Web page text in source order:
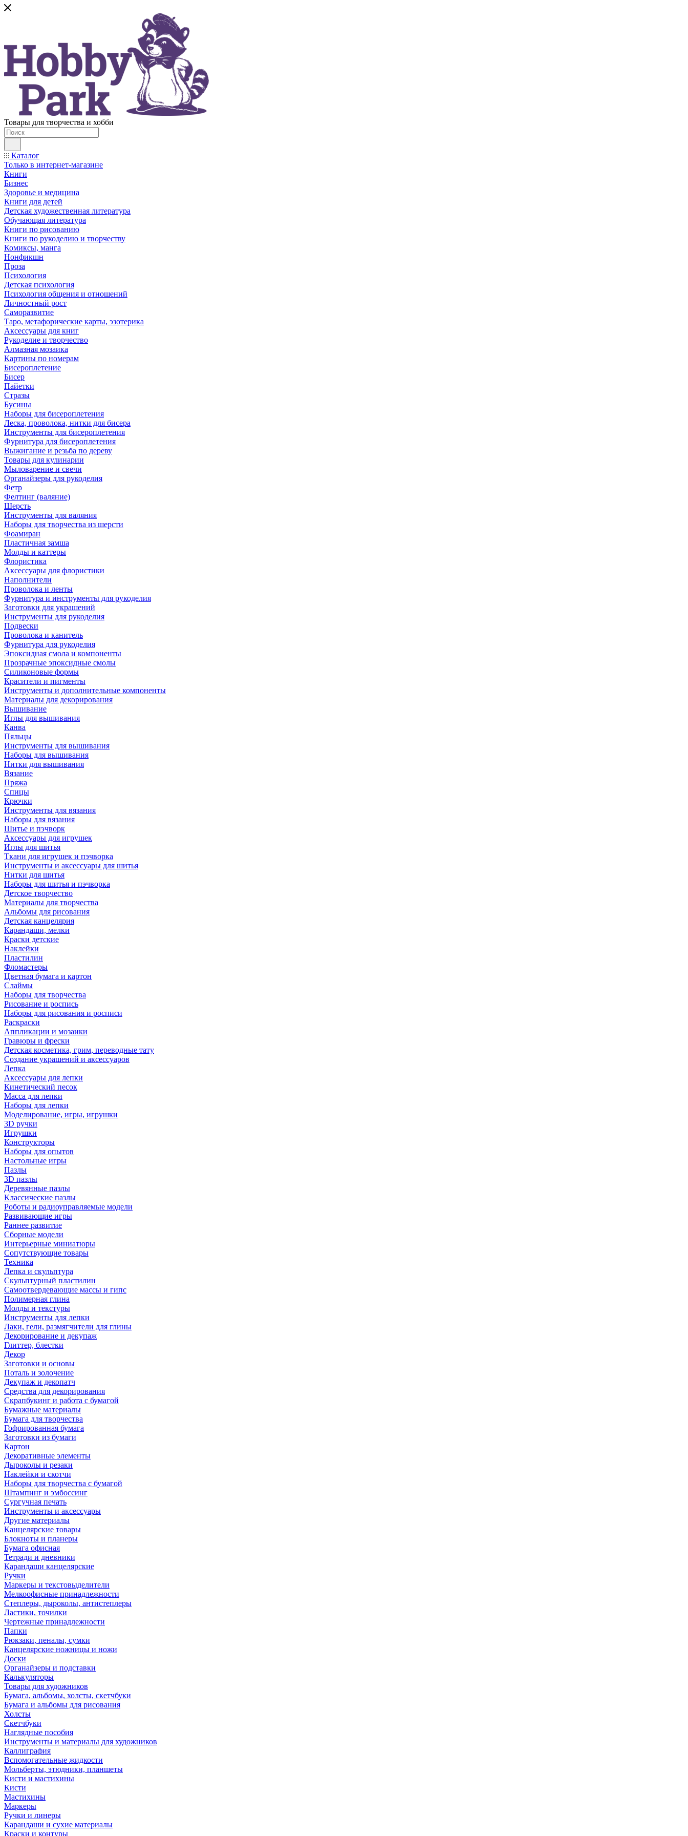
Товары для творчества и хобби
Каталог
Только в интернет-магазине
Книги
Бизнес
Здоровье и медицина
Книги для детей
Детская художественная литература
Обучающая литература
Книги по рисованию
Книги по рукоделию и творчеству
Комиксы, манга
Нонфикшн
Проза
Психология
Детская психология
Психология общения и отношений
Личностный рост
Саморазвитие
Таро, метафорические карты, эзотерика
Аксессуары для книг
Рукоделие и творчество
Алмазная мозаика
Картины по номерам
Бисероплетение
Бисер
Пайетки
Стразы
Бусины
Наборы для бисероплетения
Леска, проволока, нитки для бисера
Инструменты для бисероплетения
Фурнитура для бисероплетения
Выжигание и резьба по дереву
Товары для кулинарии
Мыловарение и свечи
Органайзеры для рукоделия
Фетр
Фелтинг (валяние)
Шерсть
Инструменты для валяния
Наборы для творчества из шерсти
Фоамиран
Пластичная замша
Молды и каттеры
Флористика
Аксессуары для флористики
Наполнители
Проволока и ленты
Фурнитура и инструменты для рукоделия
Заготовки для украшений
Инструменты для рукоделия
Подвески
Проволока и канитель
Фурнитура для рукоделия
Эпоксидная смола и компоненты
Прозрачные эпоксидные смолы
Силиконовые формы
Красители и пигменты
Инструменты и дополнительные компоненты
Материалы для декорирования
Вышивание
Иглы для вышивания
Канва
Пяльцы
Инструменты для вышивания
Наборы для вышивания
Нитки для вышивания
Вязание
Пряжа
Спицы
Крючки
Инструменты для вязания
Наборы для вязания
Шитье и пэчворк
Аксессуары для игрушек
Иглы для шитья
Ткани для игрушек и пэчворка
Инструменты и аксессуары для шитья
Нитки для шитья
Наборы для шитья и пэчворка
Детское творчество
Материалы для творчества
Альбомы для рисования
Детская канцелярия
Карандаши, мелки
Краски детские
Наклейки
Пластилин
Фломастеры
Цветная бумага и картон
Слаймы
Наборы для творчества
Рисование и роспись
Наборы для рисования и росписи
Раскраски
Аппликации и мозаики
Гравюры и фрески
Детская косметика, грим, переводные тату
Создание украшений и аксессуаров
Лепка
Аксессуары для лепки
Кинетический песок
Масса для лепки
Наборы для лепки
Моделирование, игры, игрушки
3D ручки
Игрушки
Конструкторы
Наборы для опытов
Настольные игры
Пазлы
3D пазлы
Деревянные пазлы
Классические пазлы
Роботы и радиоуправляемые модели
Развивающие игры
Раннее развитие
Сборные модели
Интерьерные миниатюры
Сопутствующие товары
Техника
Лепка и скульптура
Скульптурный пластилин
Самоотвердевающие массы и гипс
Полимерная глина
Молды и текстуры
Инструменты для лепки
Лаки, гели, размягчители для глины
Декорирование и декупаж
Глиттер, блестки
Декор
Заготовки и основы
Поталь и золочение
Декупаж и декопатч
Средства для декорирования
Скрапбукинг и работа с бумагой
Бумажные материалы
Бумага для творчества
Гофрированная бумага
Заготовки из бумаги
Картон
Декоративные элементы
Дыроколы и резаки
Наклейки и скотчи
Наборы для творчества с бумагой
Штампинг и эмбоссинг
Сургучная печать
Инструменты и аксессуары
Другие материалы
Канцелярские товары
Блокноты и планеры
Бумага офисная
Тетради и дневники
Карандаши канцелярские
Ручки
Маркеры и текстовыделители
Мелкоофисные принадлежности
Степлеры, дыроколы, антистеплеры
Ластики, точилки
Чертежные принадлежности
Папки
Рюкзаки, пеналы, сумки
Канцелярские ножницы и ножи
Доски
Органайзеры и подставки
Калькуляторы
Товары для художников
Бумага, альбомы, холсты, скетчбуки
Бумага и альбомы для рисования
Холсты
Скетчбуки
Наглядные пособия
Инструменты и материалы для художников
Каллиграфия
Вспомогательные жидкости
Мольберты, этюдники, планшеты
Кисти и мастихины
Кисти
Мастихины
Маркеры
Ручки и линеры
Карандаши и сухие материалы
Краски и контуры